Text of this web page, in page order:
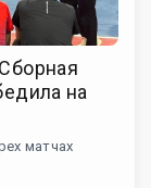
на
матчах